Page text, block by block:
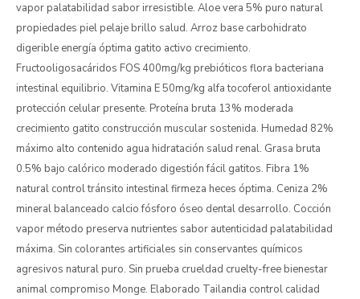
vapor palatabilidad sabor irresistible. Aloe vera 5% puro natural
propiedades piel pelaje brillo salud. Arroz base carbohidrato
digerible energía óptima gatito activo crecimiento.
Fructooligosacáridos FOS 400mg/kg prebióticos flora bacteriana
intestinal equilibrio. Vitamina E 50mg/kg alfa tocoferol antioxidante
protección celular presente. Proteína bruta 13% moderada
crecimiento gatito construcción muscular sostenida. Humedad 82%
máximo alto contenido agua hidratación salud renal. Grasa bruta
0.5% bajo calórico moderado digestión fácil gatitos. Fibra 1%
natural control tránsito intestinal firmeza heces óptima. Ceniza 2%
mineral balanceado calcio fósforo óseo dental desarrollo. Cocción
vapor método preserva nutrientes sabor autenticidad palatabilidad
máxima. Sin colorantes artificiales sin conservantes químicos
agresivos natural puro. Sin prueba crueldad cruelty-free bienestar
animal compromiso Monge. Elaborado Tailandia control calidad